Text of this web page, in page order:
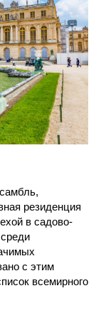
резиденция
в садово-
с этим
всемирного